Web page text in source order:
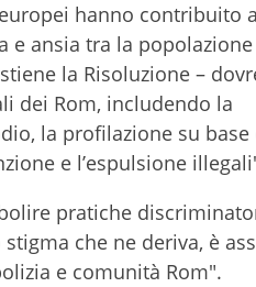
hanno contribuito
ansia tra la popolazione
la Risoluzione –
dei Rom, includendo la
la profilazione su base
e l’espulsione
pratiche
che ne deriva, è
e comunità Rom".